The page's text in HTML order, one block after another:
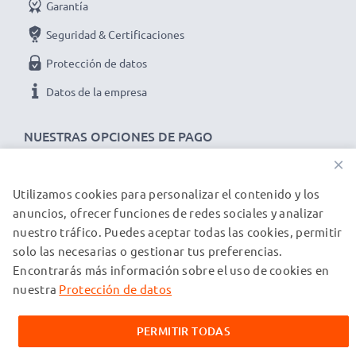
NUESTRAS OPCIONES DE PAGO
Garantía
Seguridad & Certificaciones
Protección de datos
Datos de la empresa
NUESTROS PARTNERS DE ENVÍO
© subtel.es 2026
Todos los precios incluyen IVA y excluyen los costos de envío.
Tenga en cuenta que todas las marcas registradas que
mencionan en nuestras páginas web exclusivamente para
proporcionar información sobre nuestros productos.
×
Utilizamos cookies para personalizar el contenido y los
anuncios, ofrecer funciones de redes sociales y analizar
nuestro tráfico. Puedes aceptar todas las cookies, permitir
solo las necesarias o gestionar tus preferencias.
Encontrarás más información sobre el uso de cookies en
nuestra Protección de datos
PERMITIR TODAS